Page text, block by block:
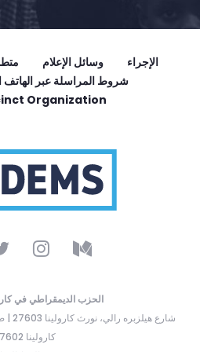
وسائل الإعلام
الإجراء
شروط المراسلة عبر الهاتف
Organization
الحزب الديمقراطي في
كارولينا 27602